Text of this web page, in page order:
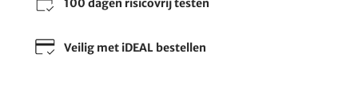
Veilig met iDEAL bestellen